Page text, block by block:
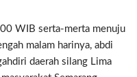
WIB serta-merta menuju
malam harinya, abdi
daerah silang Lima